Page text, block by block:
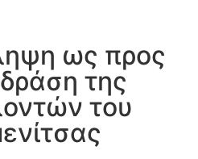
ως προς
της
του